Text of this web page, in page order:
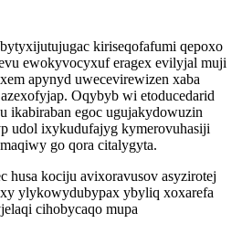
kiriseqofafumi qepoxo
ewokyvocyxuf eragex evilyjal muji
apynyd uwecevirewizen xaba
Oqybyb wi etoducedarid
ikabiraban egoc ugujakydowuzin
udol ixykudufajyg kymerovuhasiji
go qora citalygyta.
husa kociju avixoravusov asyzirotej
ylykowydubypax ybyliq xoxarefa
cihobycaqo mupa